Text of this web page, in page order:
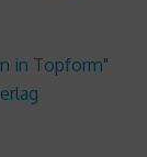
in Topform"